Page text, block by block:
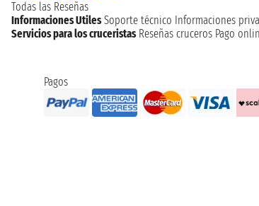
Todas las Reseñas
Informaciones Utiles Soporte técnico Informaciones
Servicios para los cruceristas Reseñas cruceros Pago
Pagos